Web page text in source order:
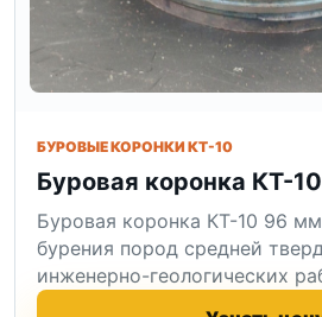
БУРОВЫЕ КОРОНКИ КТ-10
Буровая коронка КТ-
Буровая коронка КТ-10 96
бурения пород средней
инженерно-геологических